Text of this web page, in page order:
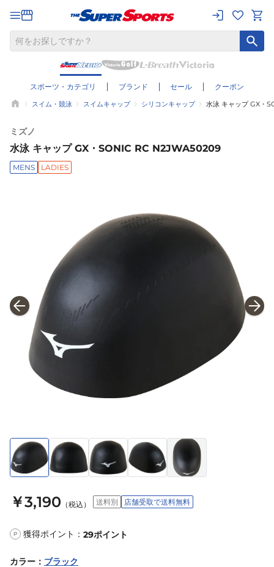
スポーツ・カテゴリ ブランド セール クーポン
スイム・競泳 スイムキャップ シリコンキャップ 水泳 キャップ GX・
ミズノ
水泳 キャップ GX・SONIC RC N2JWA50209
MENS LADIES
￥3,190 （税込） 送料別 店舗受取で送料無料
P 獲得ポイント： 29ポイント
カラー ： ブラック